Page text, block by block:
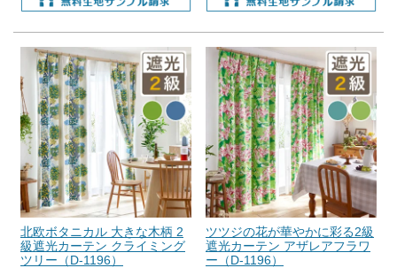
北欧ボタニカル 大きな木柄 2
級遮光カーテン クライミング
ツリー（D-1196）
ツツジの花が華やかに彩る2級
遮光カーテン アザレアフラワ
ー（D-1196）